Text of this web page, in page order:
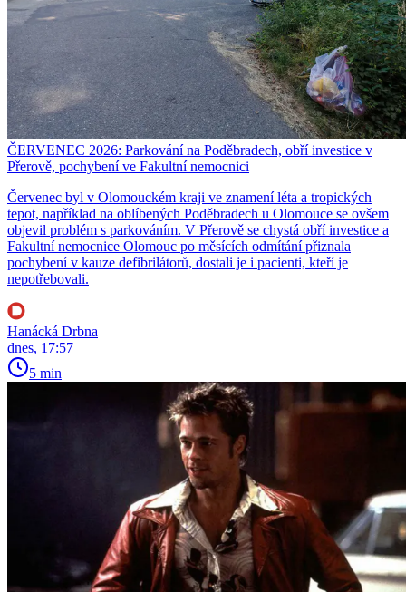
ČERVENEC 2026: Parkování na Poděbradech, obří investice v
Přerově, pochybení ve Fakultní nemocnici
Červenec byl v Olomouckém kraji ve znamení léta a tropických
tepot, například na oblíbených Poděbradech u Olomouce se ovšem
objevil problém s parkováním. V Přerově se chystá obří investice a
Fakultní nemocnice Olomouc po měsících odmítání přiznala
pochybení v kauze defibrilátorů, dostali je i pacienti, kteří je
nepotřebovali.
Hanácká Drbna
dnes, 17:57
5 min